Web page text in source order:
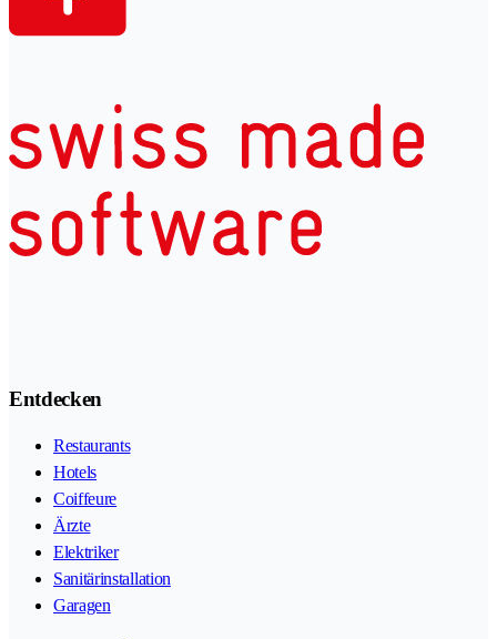
Entdecken
Restaurants
Hotels
Coiffeure
Ärzte
Elektriker
Sanitärinstallation
Garagen